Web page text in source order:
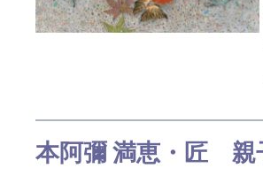
本阿彌 満恵・匠 親